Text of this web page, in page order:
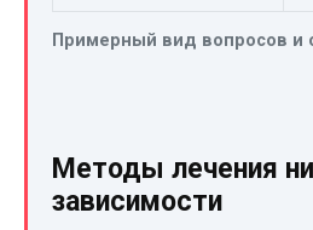
Примерный вид вопросов и
Методы лечения
зависимости